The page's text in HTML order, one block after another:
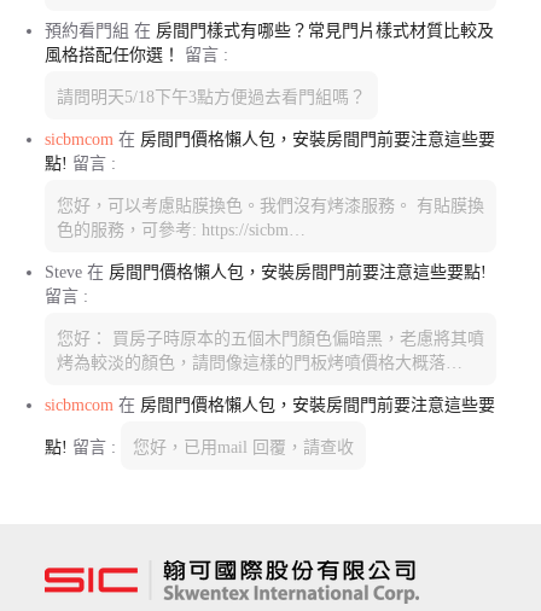
預約看門組 在 房間門樣式有哪些？常見門片樣式材質比較及
風格搭配任你選！
留言 :
請問明天5/18下午3點方便過去看門組嗎？
sicbmcom 在 房間門價格懶人包，安裝房間門前要注意這些要
點! 留言 :
您好，可以考慮貼膜換色。我們沒有烤漆服務。 有貼膜換
色的服務，可參考: https://sicbm…
Steve 在 房間門價格懶人包，安裝房間門前要注意這些要點!
留言 :
您好： 買房子時原本的五個木門顏色偏暗黑，老慮將其噴
烤為較淡的顏色，請問像這樣的門板烤噴價格大概落…
sicbmcom 在 房間門價格懶人包，安裝房間門前要注意這些要
點! 留言 : 您好，已用mail 回覆，請查收